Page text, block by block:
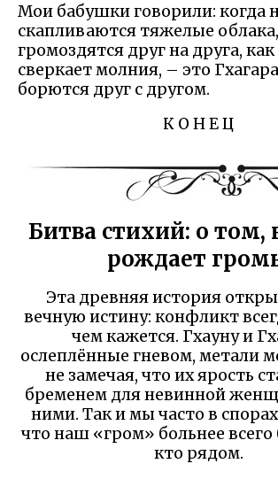
Мои бабушки говорили: когда
скапливаются тяжелые
громоздятся друг на друга,
сверкает молния, – это
борются друг с другом.
К О Н Е Ц
Битва стихий: о том,
рождает
Эта древняя история
вечную истину: конфликт
чем кажется. Гхауну и
ослеплённые гневом, метали
не замечая, что их ярость
бременем для невинной
ними. Так и мы часто в
что наш «гром» больнее всего
кто рядом.